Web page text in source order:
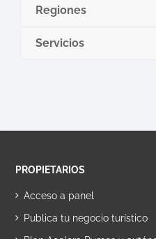
Regiones
Servicios
PROPIETARIOS
Acceso a panel
Publica tu negocio turístico